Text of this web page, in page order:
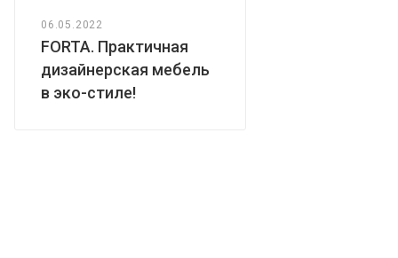
06.05.2022
FORTA. Практичная
дизайнерская мебель
в эко-стиле!